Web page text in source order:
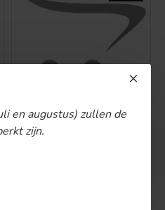
en augustus) zullen de
zijn.
€ 35,00
de lijst gekomen.